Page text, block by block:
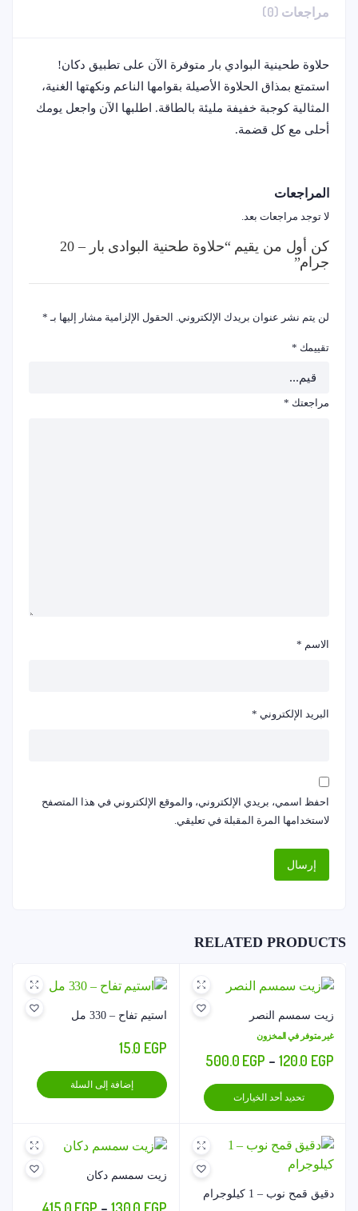
مراجعات (0)
حلاوة طحينية البوادي بار متوفرة الآن على تطبيق دكان!
استمتع بمذاق الحلاوة الأصيلة بقوامها الناعم ونكهتها الغنية،
المثالية كوجبة خفيفة مليئة بالطاقة. اطلبها الآن واجعل يومك
أحلى مع كل قضمة.
المراجعات
لا توجد مراجعات بعد.
كن أول من يقيم “حلاوة طحنية البوادى بار – 20
جرام”
لن يتم نشر عنوان بريدك الإلكتروني. الحقول الإلزامية مشار إليها بـ *
تقييمك *
مراجعتك *
الاسم *
البريد الإلكتروني *
احفظ اسمي، بريدي الإلكتروني، والموقع الإلكتروني في هذا المتصفح
لاستخدامها المرة المقبلة في تعليقي.
RELATED PRODUCTS
زيت سمسم النصر
غير متوفر في المخزون
120.0 EGP
–
500.0 EGP
نطاق
من
خلال
تحديد أحد الخيارات
هناك
الأشكال
المختلفة
استيم تفاح – 330 مل
15.0 EGP
إضافة إلى السلة
دقيق قمح نوب – 1 كيلوجرام
زيت سمسم دكان
نطاق